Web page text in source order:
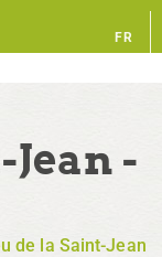
FR
-
de la Saint-Jean